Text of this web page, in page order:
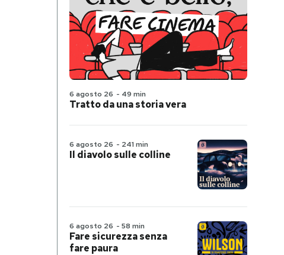
6 agosto 26 - 49 min
Tratto da una storia vera
6 agosto 26 - 241 min
Il diavolo sulle colline
6 agosto 26 - 58 min
Fare sicurezza senza
fare paura